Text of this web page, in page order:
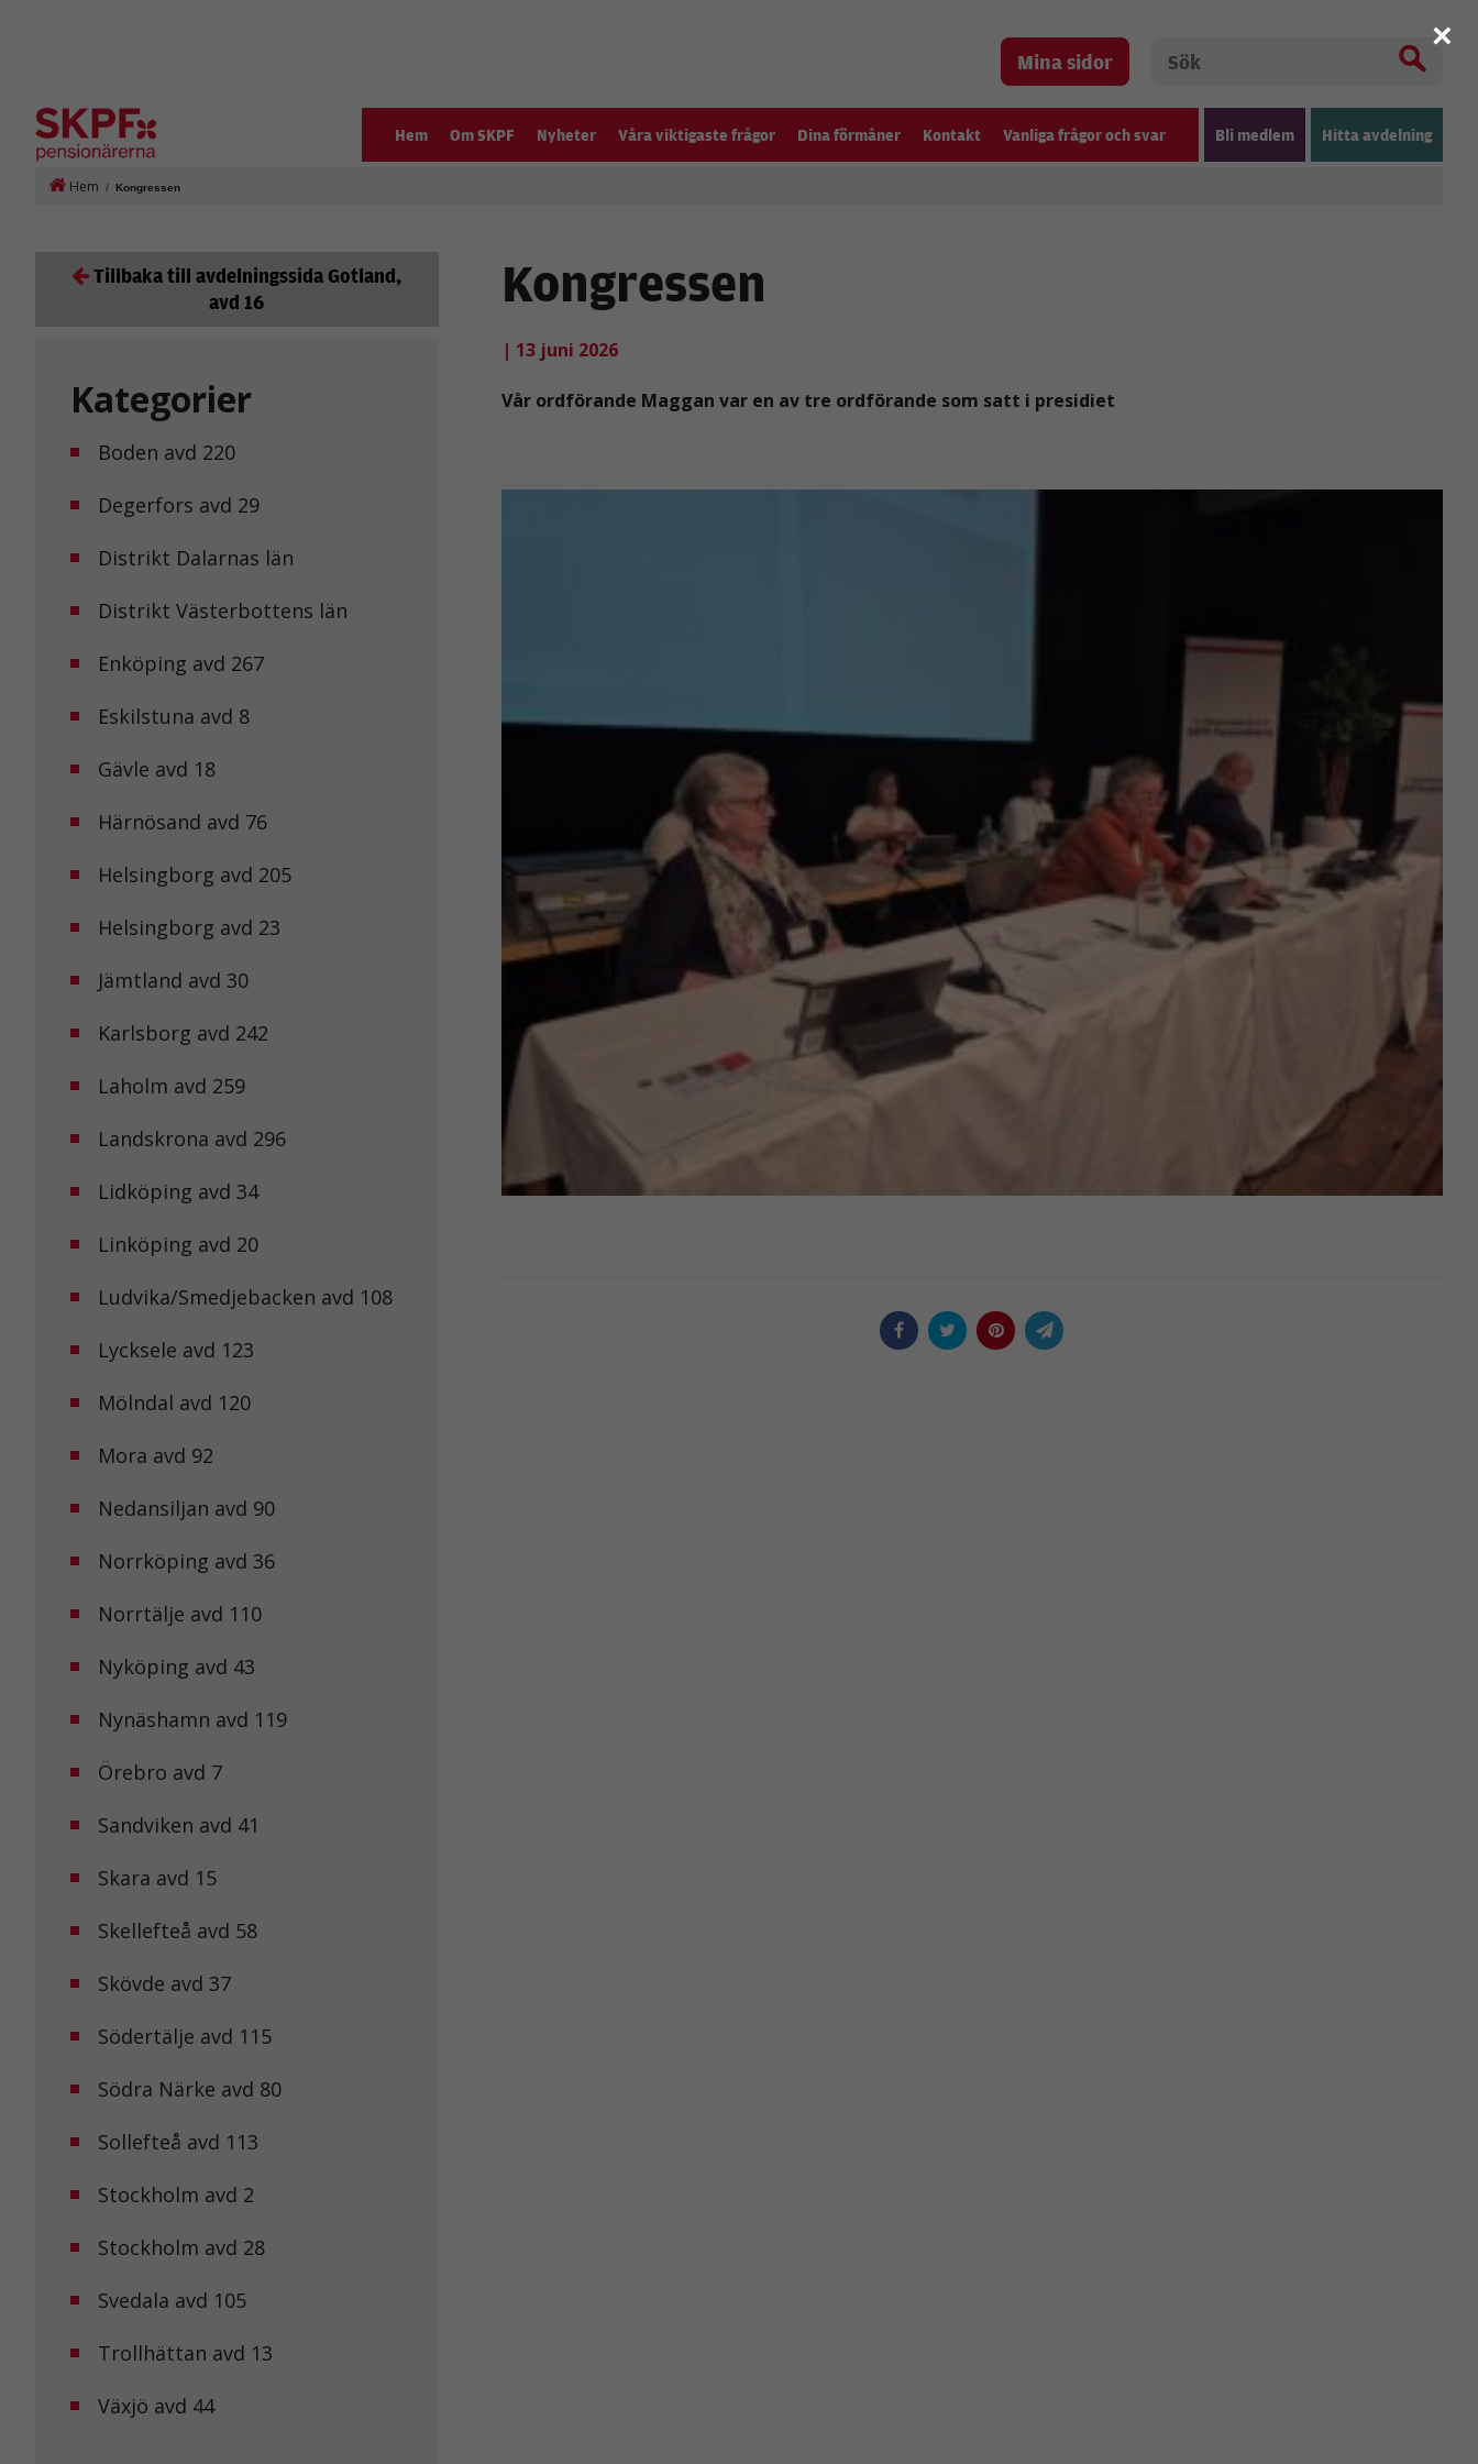
Mina sidor
Hem Om SKPF Nyheter Våra viktigaste frågor Dina förmåner Kontakt Vanliga frågor och svar Bli medlem Hitta avdelning
Hem / Kongressen
Tillbaka till avdelningssida Gotland,
avd 16
Kategorier
Boden avd 220
Degerfors avd 29
Distrikt Dalarnas län
Distrikt Västerbottens län
Enköping avd 267
Eskilstuna avd 8
Gävle avd 18
Härnösand avd 76
Helsingborg avd 205
Helsingborg avd 23
Jämtland avd 30
Karlsborg avd 242
Laholm avd 259
Landskrona avd 296
Lidköping avd 34
Linköping avd 20
Ludvika/Smedjebacken avd 108
Lycksele avd 123
Mölndal avd 120
Mora avd 92
Nedansiljan avd 90
Norrköping avd 36
Norrtälje avd 110
Nyköping avd 43
Nynäshamn avd 119
Örebro avd 7
Sandviken avd 41
Skara avd 15
Skellefteå avd 58
Skövde avd 37
Södertälje avd 115
Södra Närke avd 80
Sollefteå avd 113
Stockholm avd 2
Stockholm avd 28
Svedala avd 105
Trollhättan avd 13
Växjö avd 44
Kongressen
| 13 juni 2026
Vår ordförande Maggan var en av tre ordförande som satt i presidiet
×